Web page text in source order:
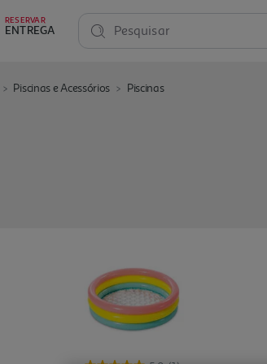
RESERVAR
ENTREGA Pesquisar
Piscinas e Acessórios Piscinas